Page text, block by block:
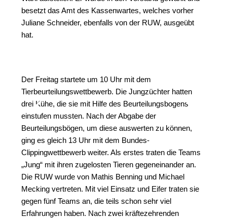
besetzt das Amt des Kassenwartes, welches vorher
Juliane Schneider, ebenfalls von der RUW, ausgeübt
hat.
Der Freitag startete um 10 Uhr mit dem
Tierbeurteilungswettbewerb. Die Jungzüchter hatten
drei Kühe, die sie mit Hilfe des Beurteilungsbogens
einstufen mussten. Nach der Abgabe der
Beurteilungsbögen, um diese auswerten zu können,
ging es gleich 13 Uhr mit dem Bundes-
Clippingwettbewerb weiter. Als erstes traten die Teams
„Jung“ mit ihren zugelosten Tieren gegeneinander an.
Die RUW wurde von Mathis Benning und Michael
Mecking vertreten. Mit viel Einsatz und Eifer traten sie
gegen fünf Teams an, die teils schon sehr viel
Erfahrungen haben. Nach zwei kräftezehrenden